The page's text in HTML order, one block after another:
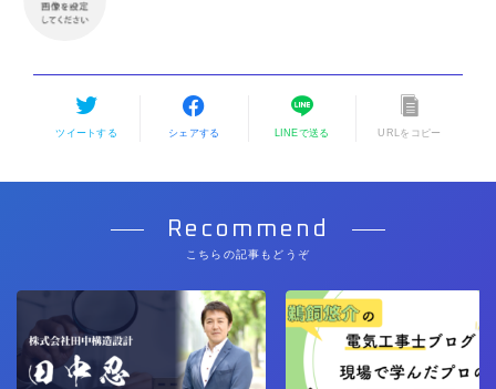
ツイートする シェアする LINEで送る URLをコピー
Recommend
こちらの記事もどうぞ